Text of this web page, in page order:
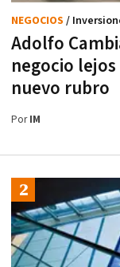
Adolfo
negocio
nuevo rubro
NEGOCIOS /
PorIM